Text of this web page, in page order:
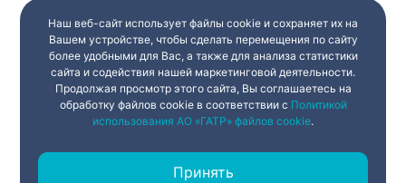
Наш веб-сайт использует файлы cookie и сохраняет их на
Вашем устройстве, чтобы сделать перемещения по сайту
более удобными для Вас, а также для анализа статистики
сайта и содействия нашей маркетинговой деятельности.
Продолжая просмотр этого сайта, Вы соглашаетесь на
обработку файлов cookie в соответствии с Политикой
использования АО «ГАТР» файлов cookie.
Принять